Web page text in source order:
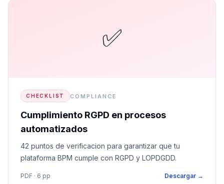
✅
CHECKLIST COMPLIANCE
Cumplimiento RGPD en procesos
automatizados
42 puntos de verificacion para garantizar que tu
plataforma BPM cumple con RGPD y LOPDGDD.
PDF · 6 pp Descargar →